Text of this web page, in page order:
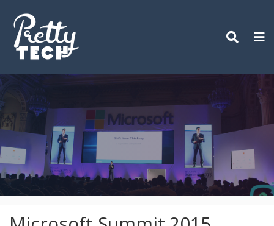
content